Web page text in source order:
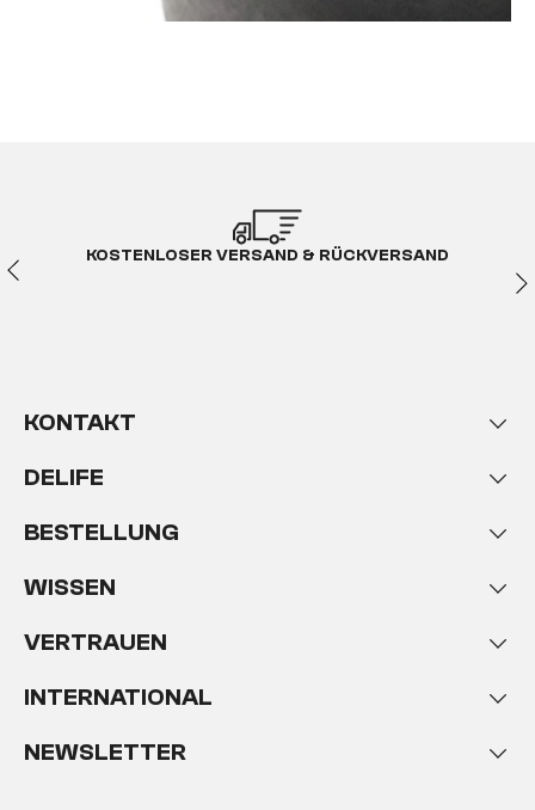
KOSTENLOSER VERSAND & RÜCKVERSAND
KONTAKT
DELIFE
BESTELLUNG
WISSEN
VERTRAUEN
INTERNATIONAL
NEWSLETTER